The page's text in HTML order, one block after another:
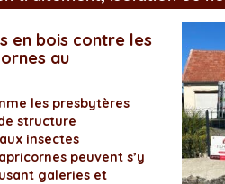
en bois contre les
au
les presbytères
structure
insectes
peuvent s’y
galeries et